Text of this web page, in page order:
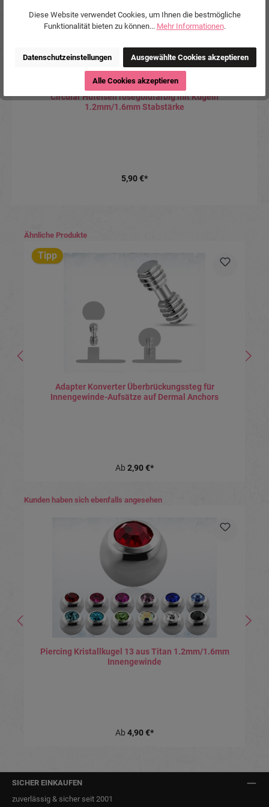
Circular Hufeisen roségoldfarbig mit Kugeln
1.2mm/1.6mm Stabstärke
5,90 €*
Produktgalerie überspringen
Ähnliche Produkte
Tipp
Adapter Konverter Überbrückungssteg für
Innengewinde-Aufsätze auf Dermal Anchors
Ab 2,90 €*
Produktgalerie überspringen
Kunden haben sich ebenfalls angesehen
Piercing Kristallkugel 13 aus Titan 1.2mm/1.6mm
Innengewinde
Ab 4,90 €*
SICHER EINKAUFEN
zuverlässig & sicher seit 2001
Diese Website verwendet Cookies, um Ihnen die bestmögliche
Funktionalität bieten zu können... Mehr Informationen.
Datenschutzeinstellungen Ausgewählte Cookies akzeptieren
Alle Cookies akzeptieren